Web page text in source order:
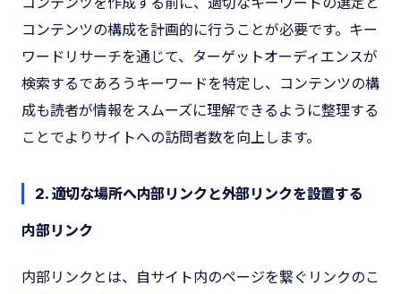
コンテンツの構成を計画的に行うことが必要です。キー
ワードリサーチを通じて、ターゲットオーディエンスが
検索するであろうキーワードを特定し、コンテンツの構
成も読者が情報をスムーズに理解できるように整理する
ことでよりサイトへの訪問者数を向上します。
2. 適切な場所へ内部リンクと外部リンクを設置する
内部リンク
内部リンクとは、自サイト内のページを繋ぐリンクのこ